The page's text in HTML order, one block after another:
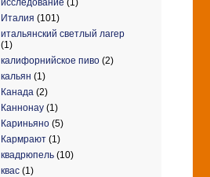
исследование (1)
Италия (101)
итальянский светлый лагер
(1)
калифорнийское пиво (2)
кальян (1)
Канада (2)
Каннонау (1)
Кариньяно (5)
Кармрают (1)
квадрюпель (10)
квас (1)